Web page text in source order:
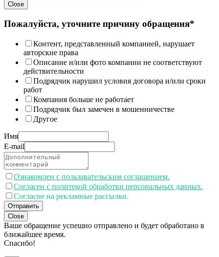
Close
Пожалуйста, уточните причину обращения*
Контент, представленный компанией, нарушает
авторские права
Описание и/или фото компании не соответствуют
действительности
Подрядчик нарушил условия договора и/или сроки
работ
Компания больше не работает
Подрядчик был замечен в мошенничестве
Другое
Имя
E-mail
Ознакомлен с пользавательским соглашением.
Согласен с политекой обработки персональных данных.
Согласие на рекламные рассылки.
Отправить
Close
Ваше обращение успешно отправлено и будет обработано в
ближайшее время.
Спасибо!